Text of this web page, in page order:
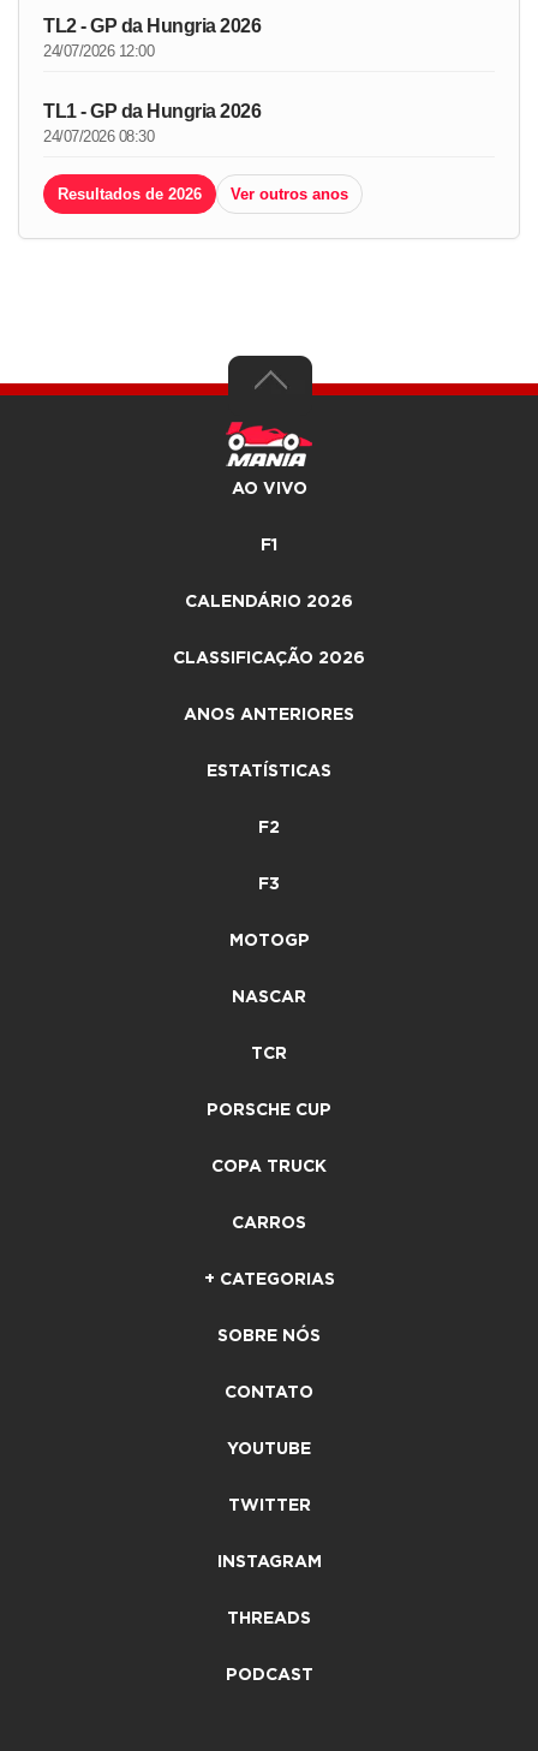
TL2 - GP da Hungria 2026
24/07/2026 12:00
TL1 - GP da Hungria 2026
24/07/2026 08:30
Resultados de 2026 Ver outros anos
AO VIVO
F1
CALENDÁRIO 2026
CLASSIFICAÇÃO 2026
ANOS ANTERIORES
ESTATÍSTICAS
F2
F3
MOTOGP
NASCAR
TCR
PORSCHE CUP
COPA TRUCK
CARROS
+ CATEGORIAS
SOBRE NÓS
CONTATO
YOUTUBE
TWITTER
INSTAGRAM
THREADS
PODCAST